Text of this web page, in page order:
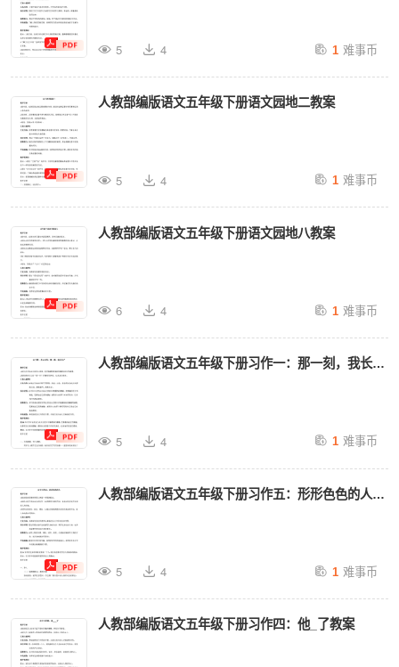
5 4 1 难事币
人教部编版语文五年级下册语文园地二教案
5 4 1 难事币
人教部编版语文五年级下册语文园地八教案
6 4 1 难事币
人教部编版语文五年级下册习作一：那一刻，我长大
5 4 1 难事币
人教部编版语文五年级下册习作五：形形色色的人教
5 4 1 难事币
人教部编版语文五年级下册习作四：他_了教案